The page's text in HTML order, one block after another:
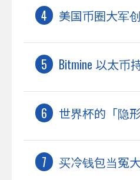
美国币圈大军
Bitmine 以太币
世界杯的「隐
买冷钱包当冤